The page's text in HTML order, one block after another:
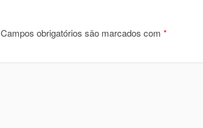
Campos obrigatórios são marcados com *